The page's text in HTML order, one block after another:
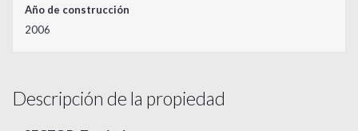
Año de construcción
2006
Descripción de la propiedad